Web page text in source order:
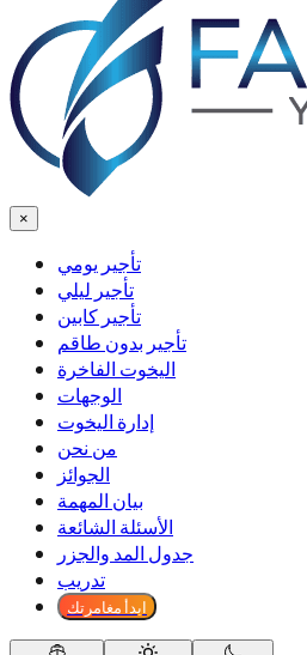
×
تأجير يومي
تأجير ليلي
تأجير كابين
تأجير بدون طاقم
اليخوت الفاخرة
الوجهات
إدارة اليخوت
من نحن
الجوائز
بيان المهمة
الأسئلة الشائعة
جدول المد والجزر
تدريب
ابدأ مغامرتك